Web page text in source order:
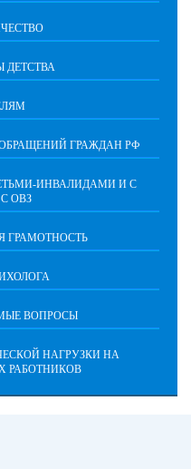
ДЕТСТВА
ГРАЖДАН РФ
ИНВАЛИДАМИ И С
ОВЗ
ГРАМОТНОСТЬ
ВОПРОСЫ
НАГРУЗКИ НА
РАБОТНИКОВ